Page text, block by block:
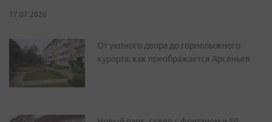
17.07.2026
От уютного двора до горнолыжного
курорта: как преображается Арсеньев